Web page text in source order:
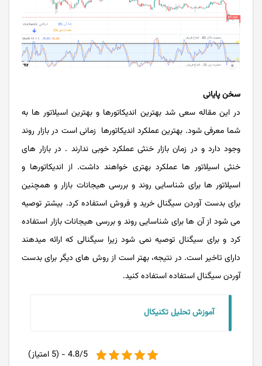
سخن پایانی
در این مقاله سعی شد بهترین اندیکاتورها و بهترین اسیلاتور ها به
شما معرفی شود. بهترین عملکرد اندیکاتورها زمانی است در بازار روند
وجود دارد و در زمان بازار خنثی عملکرد خوبی ندارند . در بازار های
خنثی اسیلاتور ها عملکرد بهتری خواهند داشت. از اندیکاتورها و
اسیلاتور ها برای شناسایی روند و بررسی هیجانات بازار و همچنین
برای بدست آوردن سیگنال خرید و فروش استفاده کرد. بیشتر توصیه
می شود از آن ها برای شناسایی روند و بررسی هیجانات بازار استفاده
کرد و برای سیگنال توصیه نمی شود زیرا سیگنالی که ارائه میدهند
دارای تاخیر است. در نتیجه، بهتر است از روش های دیگر برای بدست
آوردن سیگنال استفاده استفاده کنید.
آموزش تحلیل تکنیکال
4.8/5 - (5 امتیاز)